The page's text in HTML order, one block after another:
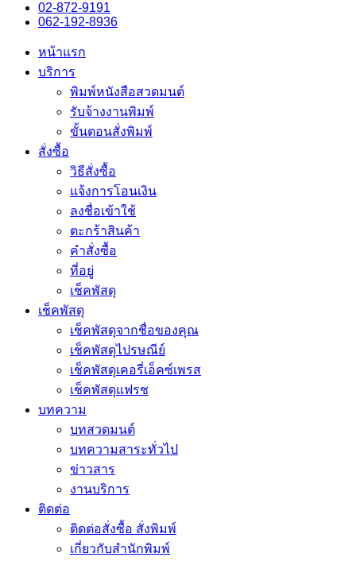
02-872-9191
062-192-8936
หน้าแรก
บริการ
พิมพ์หนังสือสวดมนต์
รับจ้างงานพิมพ์
ขั้นตอนสั่งพิมพ์
สั่งซื้อ
วิธีสั่งซื้อ
แจ้งการโอนเงิน
ลงชื่อเข้าใช้
ตะกร้าสินค้า
คำสั่งซื้อ
ที่อยู่
เช็คพัสดุ
เช็คพัสดุ
เช็คพัสดุจากชื่อของคุณ
เช็คพัสดุไปรษณีย์
เช็คพัสดุเคอรี่เอ็คซ์เพรส
เช็คพัสดุแฟรช
บทความ
บทสวดมนต์
บทความสาระทั่วไป
ข่าวสาร
งานบริการ
ติดต่อ
ติดต่อสั่งซื้อ สั่งพิมพ์
เกี่ยวกับสำนักพิมพ์